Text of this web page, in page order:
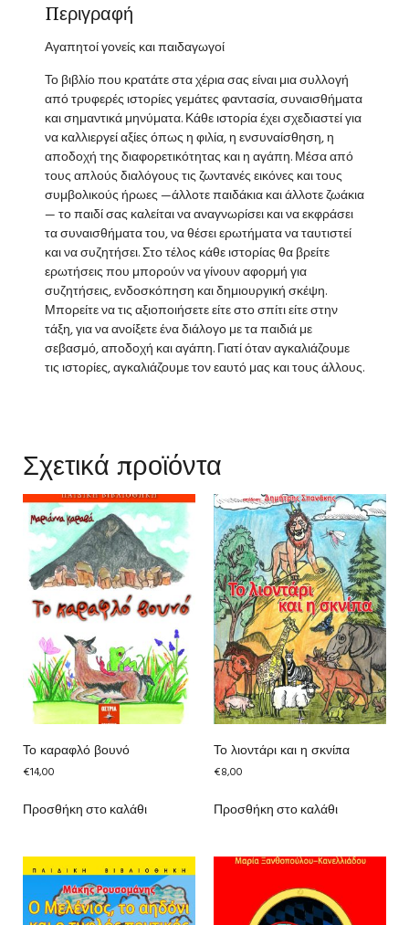
Περιγραφή
Αγαπητοί γονείς και παιδαγωγοί
Το βιβλίο που κρατάτε στα χέρια σας είναι μια συλλογή
από τρυφερές ιστορίες γεμάτες φαντασία, συναισθήματα
και σημαντικά μηνύματα. Κάθε ιστορία έχει σχεδιαστεί για
να καλλιεργεί αξίες όπως η φιλία, η ενσυναίσθηση, η
αποδοχή της διαφορετικότητας και η αγάπη. Μέσα από
τους απλούς διαλόγους τις ζωντανές εικόνες και τους
συμβολικούς ήρωες —άλλοτε παιδάκια και άλλοτε ζωάκια
— το παιδί σας καλείται να αναγνωρίσει και να εκφράσει
τα συναισθήματα του, να θέσει ερωτήματα να ταυτιστεί
και να συζητήσει. Στο τέλος κάθε ιστορίας θα βρείτε
ερωτήσεις που μπορούν να γίνουν αφορμή για
συζητήσεις, ενδοσκόπηση και δημιουργική σκέψη.
Μπορείτε να τις αξιοποιήσετε είτε στο σπίτι είτε στην
τάξη, για να ανοίξετε ένα διάλογο με τα παιδιά με
σεβασμό, αποδοχή και αγάπη. Γιατί όταν αγκαλιάζουμε
τις ιστορίες, αγκαλιάζουμε τον εαυτό μας και τους άλλους.
Σχετικά προϊόντα
Το καραφλό βουνό
€14,00
Προσθήκη στο καλάθι
Το λιοντάρι και η σκνίπα
€8,00
Προσθήκη στο καλάθι